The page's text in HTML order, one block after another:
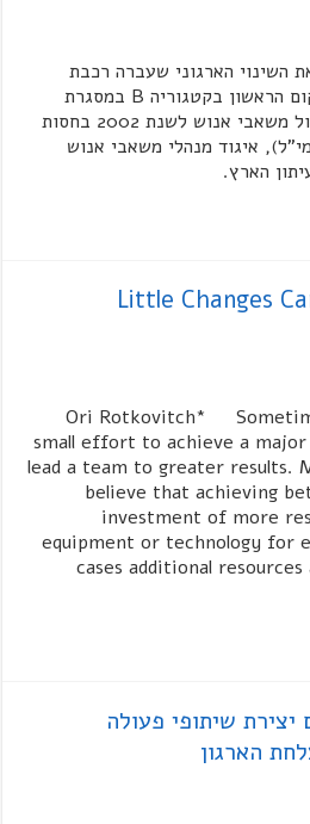
השינוי הארגוני שעברה רכבת
ישראל. הפרוייקט זכה במקום הראשון בקטגוריה B במסגרת
תחרות פרס המצוינות בניהול משאבי אנוש לשנת 2002 בחסות
איגוד מנהלי משאבי אנוש
הארץ.
Little Changes
Ori Rotkovitch*
small effort to achieve a
lead a team to greater results.
believe that achieving
investment of more
equipment or technology for
cases additional
יצירת שיתופי פעולה
הארגון